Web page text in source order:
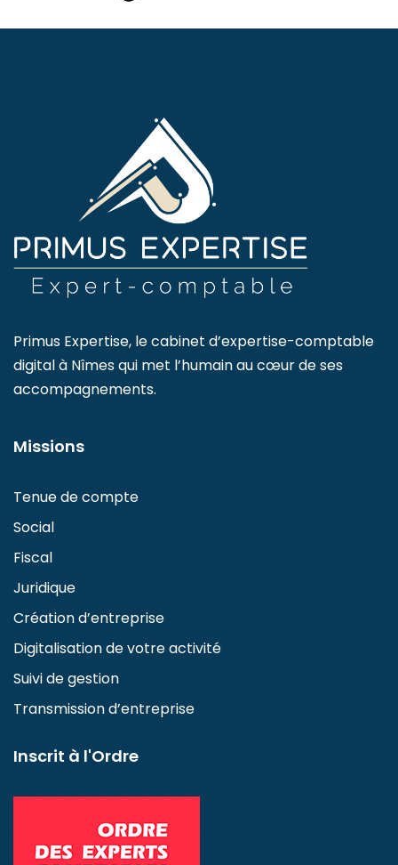
Primus Expertise, le cabinet d’expertise-comptable
digital à Nîmes qui met l’humain au cœur de ses
accompagnements.
Missions
Tenue de compte
Social
Fiscal
Juridique
Création d’entreprise
Digitalisation de votre activité
Suivi de gestion
Transmission d’entreprise
Inscrit à l'Ordre